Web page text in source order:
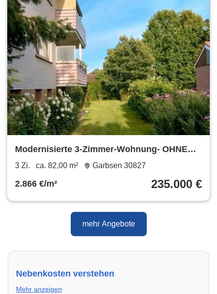
Modernisierte 3-Zimmer-Wohnung- OHNE
PROVISION
3 Zi. ca. 82,00 m² Garbsen 30827
2.866 €/m² 235.000 €
mehr Angebote
Nebenkosten verstehen
Mehr anzeigen